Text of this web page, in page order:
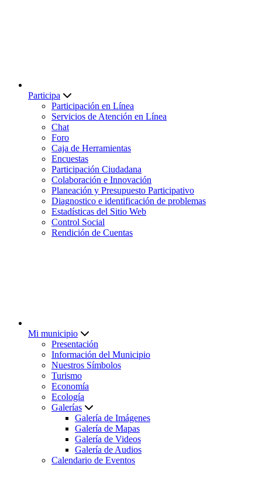
Participa
Participación en Línea
Servicios de Atención en Línea
Chat
Foro
Caja de Herramientas
Encuestas
Participación Ciudadana
Colaboración e Innovación
Planeación y Presupuesto Participativo
Diagnostico e identificación de problemas
Estadísticas del Sitio Web
Control Social
Rendición de Cuentas
Mi municipio
Presentación
Información del Municipio
Nuestros Símbolos
Turismo
Economía
Ecología
Galerías
Galería de Imágenes
Galería de Mapas
Galería de Videos
Galería de Audios
Calendario de Eventos